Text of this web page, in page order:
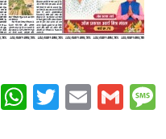
Facebook
WhatsApp
Twitter
EmailGmail